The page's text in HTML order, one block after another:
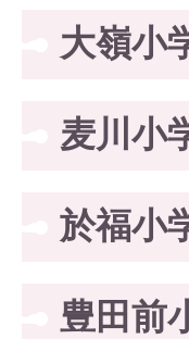
大嶺小
麦川小
於福小
豊田前